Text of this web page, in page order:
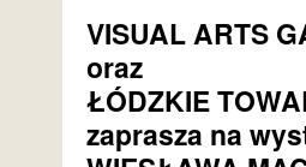
VISUAL ARTS
oraz
ŁÓDZKIE
zaprasza na